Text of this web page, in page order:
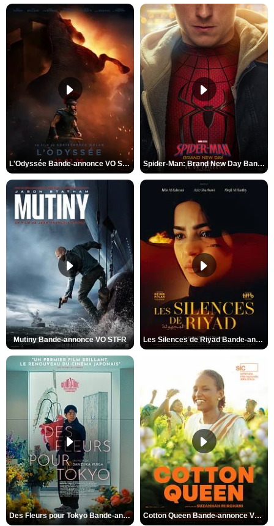
L'Odyssée Bande-annonce VO STFR Spider-Man: Brand New Day Bande-annonce VO STFR
Mutiny Bande-annonce VO STFR Les Silences de Riyad Bande-annonce VO STFR
Des Fleurs pour Tokyo Bande-annonce VO STFR Cotton Queen Bande-annonce VO STFR